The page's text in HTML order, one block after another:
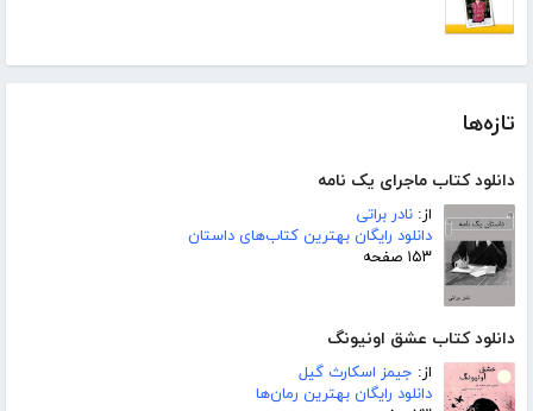
تازه‌ها
دانلود کتاب ماجرای یک نامه
از: نادر براتی
دانلود رایگان بهترین کتاب‌های داستان
۱۵۳ صفحه
دانلود کتاب عشق اونیونگ
از: جیمز اسکارث گیل
دانلود رایگان بهترین رمان‌ها